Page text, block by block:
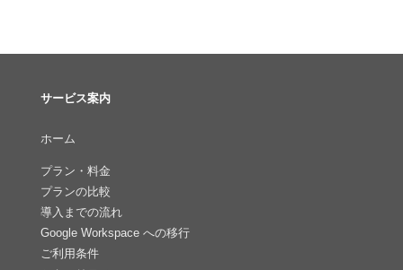
サービス案内
ホーム
プラン・料金
プランの比較
導入までの流れ
Google Workspace への移行
ご利用条件